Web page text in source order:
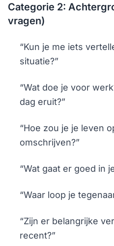
Categorie 2:
vragen)
“Kun je me iets
situatie?”
“Wat doe je voor
dag eruit?”
“Hoe zou je je leven
omschrijven?”
“Wat gaat er goed in
“Waar loop je
“Zijn er belangrijke
recent?”